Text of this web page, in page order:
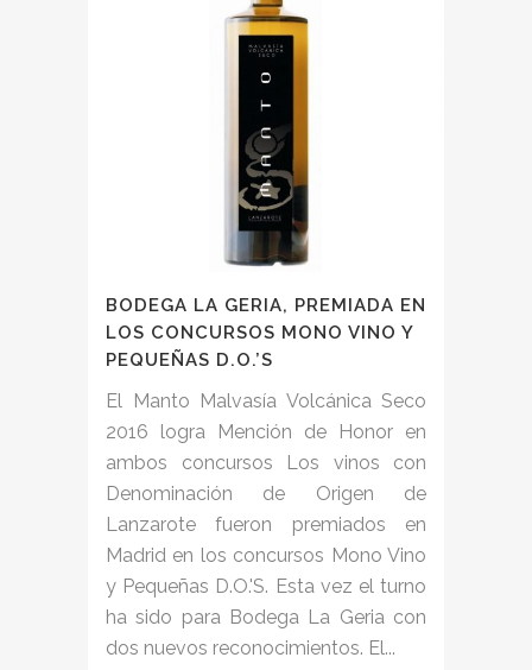
BODEGA LA GERIA, PREMIADA EN
LOS CONCURSOS MONO VINO Y
PEQUEÑAS D.O.’S
El Manto Malvasía Volcánica Seco
2016 logra Mención de Honor en
ambos concursos Los vinos con
Denominación de Origen de
Lanzarote fueron premiados en
Madrid en los concursos Mono Vino
y Pequeñas D.O.'S. Esta vez el turno
ha sido para Bodega La Geria con
dos nuevos reconocimientos. El...